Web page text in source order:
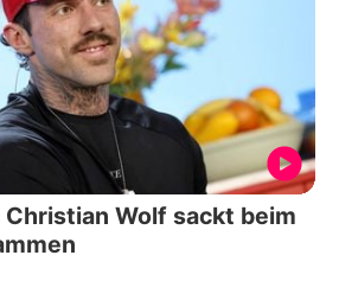
Wolf sackt beim